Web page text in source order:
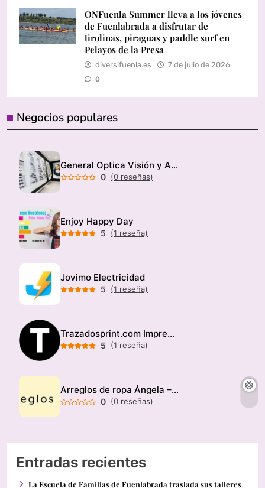
ONFuenla Summer lleva a los jóvenes
de Fuenlabrada a disfrutar de
tirolinas, piraguas y paddle surf en
Pelayos de la Presa
diversifuenla.es 7 de julio de 2026
0
Negocios populares
General Optica Visión y Audición
0 (0 reseñas)
Enjoy Happy Day
5 (1 reseña)
Jovimo Electricidad
5 (1 reseña)
Trazadosprint.com Imprenta
5 (1 reseña)
Arreglos de ropa Ángela – Modista
0 (0 reseñas)
Entradas recientes
La Escuela de Familias de Fuenlabrada traslada sus talleres